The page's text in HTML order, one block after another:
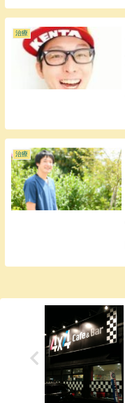
治療
治療